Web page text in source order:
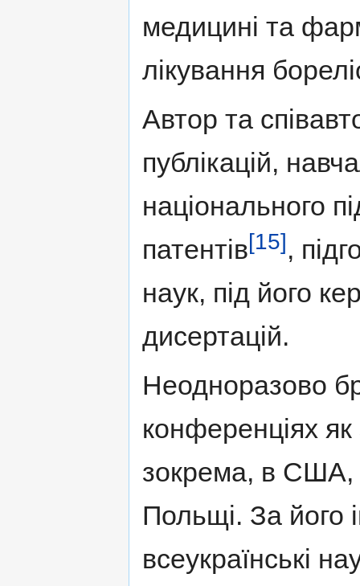
медицині та
лікування
Автор та
публікацій,
національного
патентів[15],
наук, під його
дисертацій.
Неодноразово
конференціях
зокрема, в США,
Польщі. За його
всеукраїнські